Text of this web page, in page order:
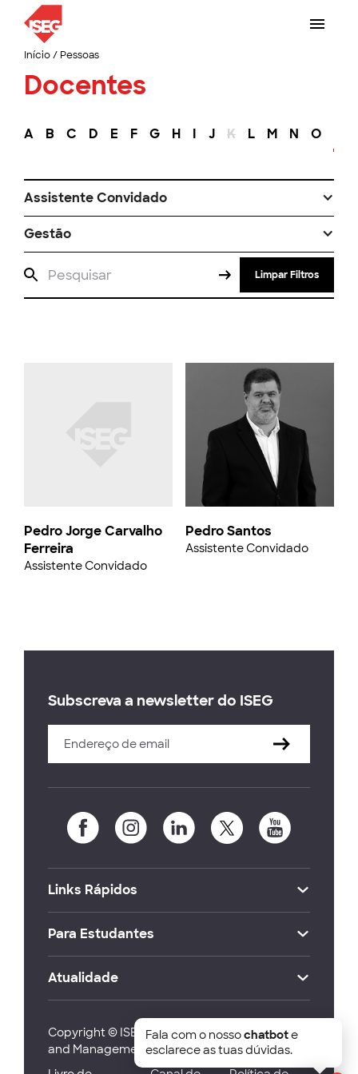
Início/ Pessoas
Docentes
A B C D E F G H I J K L M N O
Assistente Convidado
Gestão
Limpar Filtros
Pedro Jorge Carvalho
Ferreira
Assistente Convidado
Pedro Santos
Assistente Convidado
Subscreva a newsletter do ISEG
Links Rápidos
Para Estudantes
Atualidade
Copyright © ISEG Lisbon School of Economics
and Management 2026
Fala com o nossochatbote
esclarece as tuas dúvidas.